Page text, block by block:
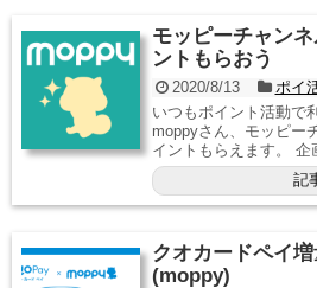
モッピーチャン
ントもらおう
2020/8/13
ポイ
いつもポイント活動で
moppyさん、モッピー
イントもらえます。 企
記
クオカードペイ
(moppy)